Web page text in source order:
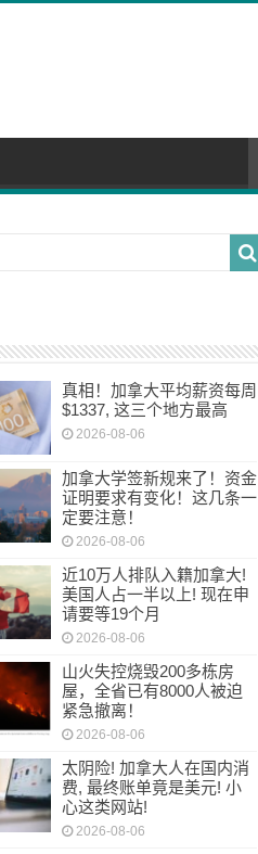
真相！加拿大平均薪资每周
$1337, 这三个地方最高
2026-08-06
加拿大学签新规来了！资金
证明要求有变化！这几条一
定要注意！
2026-08-06
近10万人排队入籍加拿大!
美国人占一半以上! 现在申
请要等19个月
2026-08-06
山火失控烧毁200多栋房
屋，全省已有8000人被迫
紧急撤离！
2026-08-06
太阴险! 加拿大人在国内消
费, 最终账单竟是美元! 小
心这类网站!
2026-08-06